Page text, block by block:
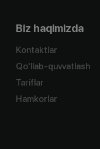
Biz haqimizda
Kontaktlar
Qo'llab-quvvatlash
Tariflar
Hamkorlar